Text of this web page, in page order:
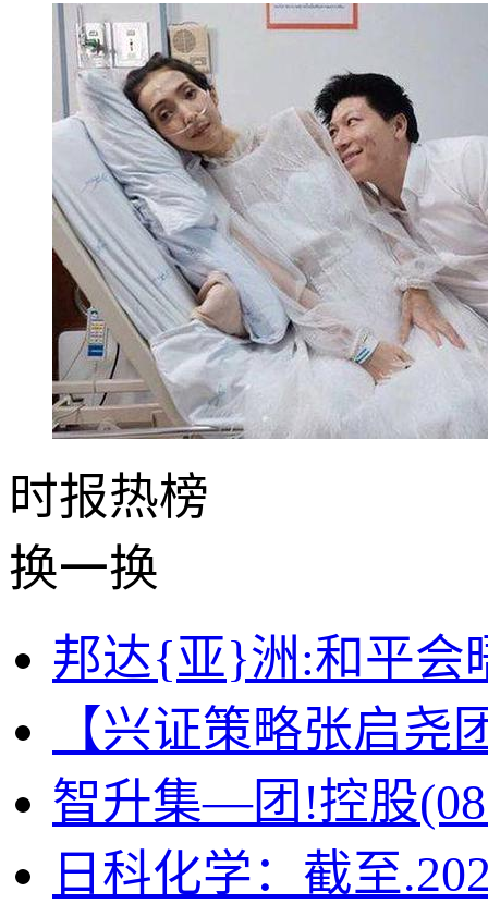
时报热榜
换一换
邦达{亚}洲:和平会
【兴证策略张启
智升集—团!控股
日科化学：截至